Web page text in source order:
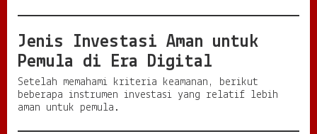
Jenis Investasi Aman untuk
Pemula di Era Digital
Setelah memahami kriteria keamanan, berikut
beberapa instrumen investasi yang relatif lebih
aman untuk pemula.